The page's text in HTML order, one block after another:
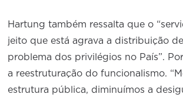
Hartung também ressalta que o
jeito que está agrava a distribuição
problema dos privilégios no País”.
a reestruturação do funcionalismo.
estrutura pública, diminuímos a